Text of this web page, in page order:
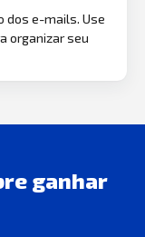
dos e-mails. Use
organizar seu
ganhar